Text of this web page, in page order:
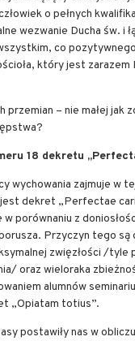
o pełnych
wezwanie Ducha św. i
co
który jest zarazem
przemian – nie małej jak
18 dekretu
wychowania zajmuje w
jest dekret „Perfectae
w porównaniu z
Przyczyn tego są
zwięzłości /tyle
oraz wieloraka
alumnów
„Opiatam totius”.
postawiły nas w